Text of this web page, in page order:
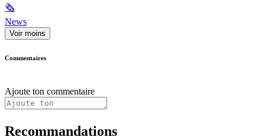
🗞
News
Voir moins
Commentaires
Ajoute ton commentaire
Recommandations